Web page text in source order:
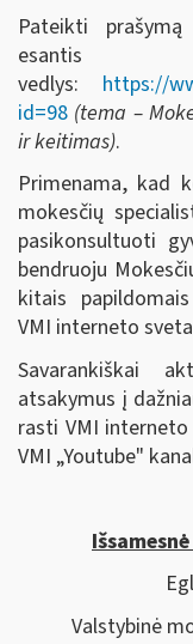
Pateikti
esantis
vedlys: https://
id=98 (tema –
ir keitimas).
Primenama, kad
mokesčių
pasikonsultuoti
bendruoju
kitais
VMI interneto
Savarankiškai
atsakymus į
rasti VMI
VMI „Youtube"
Valstybinė